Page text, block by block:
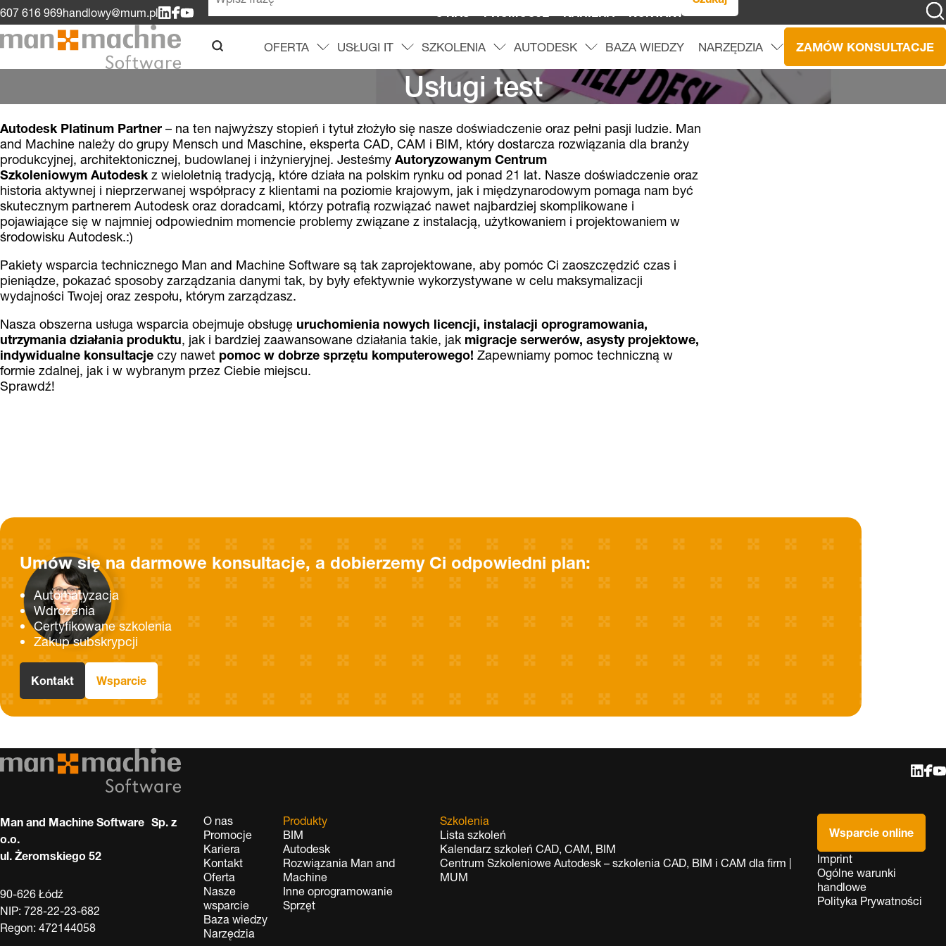
607 616 969handlowy@mum.pl KONTAKT
OFERTAO
f
e
r
t
a
r
o
z
w
i
ń
m
e
n
u USŁUGI ITU
s
ł
u
g
i
I
T
r
o
z
w
i
ń
m
e
n
u SZKOLENIAS
z
k
o
l
e
n
i
a
r
o
z
w
i
ń
m
e
n
u AUTODESKA
u
t
o
d
e
s
k
r
o
z
w
i
ń
m
e
n
u BAZA WIEDZY NARZĘDZIAN
a
r
z
ę
d
z
i
a
r
o
z
w
i
ń
m
e
n
u ZAMÓW KONSULTACJE
Usługi test
Autodesk Platinum Partner – na ten najwyższy stopień i tytuł złożyło się nasze doświadczenie oraz pełni pasji ludzie. Man
and Machine należy do grupy Mensch und Maschine, eksperta CAD, CAM i BIM, który dostarcza rozwiązania dla branży
produkcyjnej, architektonicznej, budowlanej i inżynieryjnej. Jesteśmy Autoryzowanym Centrum
Szkoleniowym Autodeskz wieloletnią tradycją, które działa na polskim rynku od ponad 21 lat. Nasze doświadczenie oraz
historia aktywnej i nieprzerwanej współpracy z klientami na poziomie krajowym, jak i międzynarodowym pomaga nam być
skutecznym partnerem Autodesk oraz doradcami, którzy potrafią rozwiązać nawet najbardziej skomplikowane i
pojawiające się w najmniej odpowiednim momencie problemy związane z instalacją, użytkowaniem i projektowaniem w
środowisku Autodesk.:)
Pakiety wsparcia technicznego Man and Machine Software są tak zaprojektowane, aby pomóc Ci zaoszczędzić czas i
pieniądze, pokazać sposoby zarządzania danymi tak, by były efektywnie wykorzystywane w celu maksymalizacji
wydajności Twojej oraz zespołu, którym zarządzasz.
Nasza obszerna usługa wsparcia obejmuje obsługę uruchomienia nowych licencji, instalacji oprogramowania,
utrzymania działania produktu, jak i bardziej zaawansowane działania takie, jak migracje serwerów, asysty projektowe,
indywidualne konsultacje czy nawet pomoc w dobrze sprzętu komputerowego! Zapewniamy pomoc techniczną w
formie zdalnej, jak i w wybranym przez Ciebie miejscu.
Sprawdź!
Umów się na darmowe konsultacje, a dobierzemy Ci odpowiedni plan:
Automatyzacja
Wdrożenia
Certyfikowane szkolenia
Zakup subskrypcji
Kontakt Wsparcie
Man and Machine Software Sp. z
o.o.
ul. Żeromskiego 52
90-626 Łódź
NIP: 728-22-23-682
Regon: 472144058
O nas
Promocje
Kariera
Kontakt
Oferta
Nasze
wsparcie
Baza wiedzy
Narzędzia
Produkty
BIM
Autodesk
Rozwiązania Man and
Machine
Inne oprogramowanie
Sprzęt
Szkolenia
Lista szkoleń
Kalendarz szkoleń CAD, CAM, BIM
Centrum Szkoleniowe Autodesk – szkolenia CAD, BIM i CAM dla firm |
MUM
Wsparcie online
Imprint
Ogólne warunki
handlowe
Polityka Prywatności